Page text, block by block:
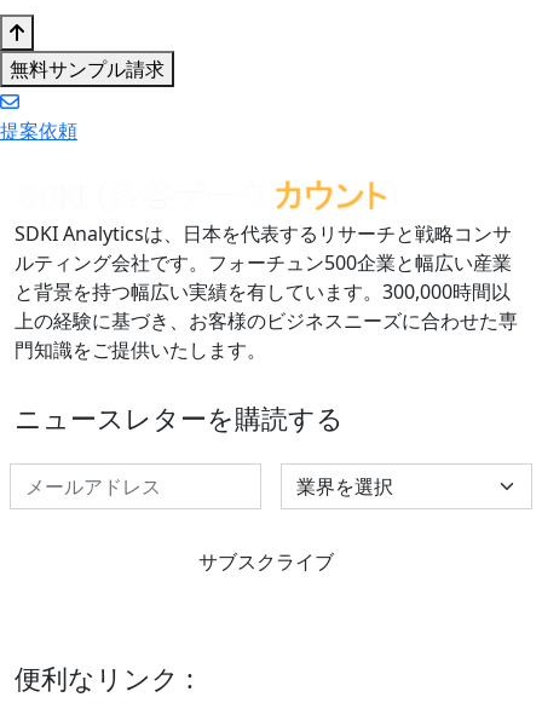
無料サンプル請求
提案依頼
SDKI Analyticsは、日本を代表するリサーチと戦略コンサ
ルティング会社です。フォーチュン500企業と幅広い産業
と背景を持つ幅広い実績を有しています。300,000時間以
上の経験に基づき、お客様のビジネスニーズに合わせた専
門知識をご提供いたします。
ニュースレターを購読する
Select Industry
サブスクライブ
便利なリンク :